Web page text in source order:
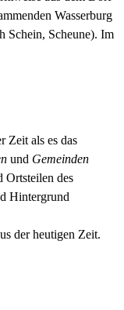
Wasserburg
Schein, Scheune). Im
Zeit als es das
und Gemeinden
Ortsteilen des
Hintergrund
der heutigen Zeit.